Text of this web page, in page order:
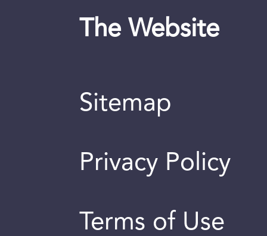
The Website
Sitemap
Privacy Policy
Terms of Use